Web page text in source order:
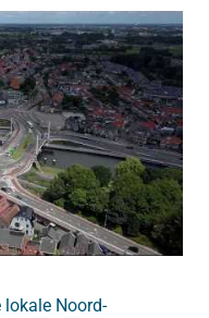
lokale Noord-